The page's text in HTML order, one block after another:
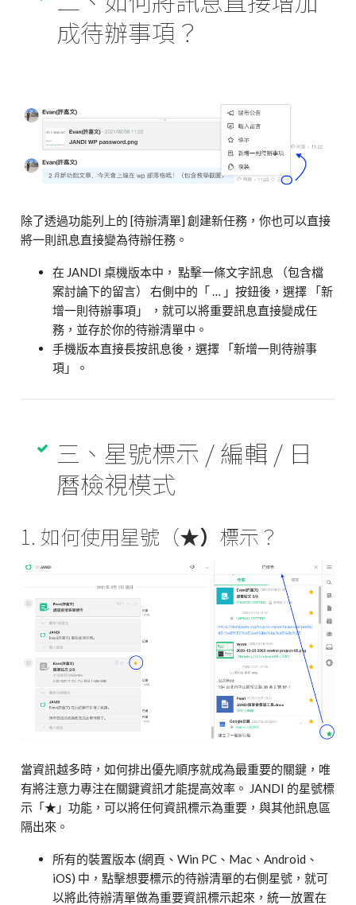
成待辦事項？
除了透過功能列上的 [待辦清單] 創建新任務，你也可以直接
將一則訊息直接變為待辦任務。
在 JANDI 桌機版本中， 點擊一條文字訊息 （包含檔
案討論下的留言） 右側中的「 … 」按鈕後，選擇 「新
增一則待辦事項」 ，就可以將重要訊息直接變成任
務，並存於你的待辦清單中。
手機版本直接長按訊息後，選擇 「新增一則待辦事
項」。
三、星號標示 / 編輯 / 日
曆檢視模式
1. 如何使用星號（★） 標示？
當資訊越多時，如何排出優先順序就成為最重要的關鍵，唯
有將注意力專注在關鍵資訊才能提高效率。 JANDI 的星號標
示「★」功能，可以將任何資訊標示為重要，與其他訊息區
隔出來。
所有的裝置版本 (網頁、Win PC、Mac、Android、
iOS) 中，點擊想要標示的待辦清單的右側星號，就可
以將此待辦清單做為重要資訊標示起來，統一放置在